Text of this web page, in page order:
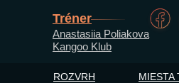
Anastasiia Poliakova
Kangoo Klub
Tréner
ROZVRH MIESTA